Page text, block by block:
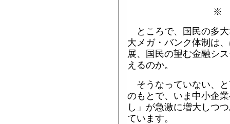
ところで、国民の多
大メガ・バンク体制は
展、国民の望む金融シ
えるのか。
そうなっていない、
のもとで、いま中小企
し」が急激に増大しつ
ています。